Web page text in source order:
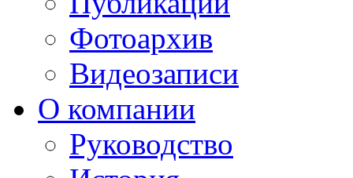
Фотоархив
Видеозаписи
О компании
Руководство